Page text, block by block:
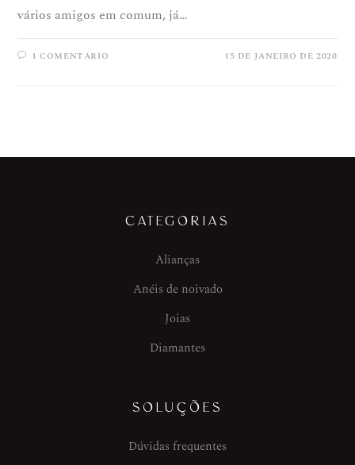
vários amigos em comum, já…
1 COMENTÁRIO 15 DE JANEIRO DE 2020
CATEGORIAS
Alianças
Anéis de noivado
Joias
Diamantes
SOLUÇÕES
Dúvidas frequentes